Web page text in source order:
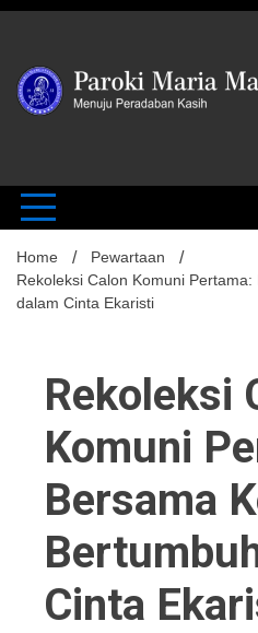
Skip
Home
Pewartaan
Rekoleksi Calon Komuni
dalam Cinta Ekaristi
Rekoleksi
Komuni
Bersama
Cinta